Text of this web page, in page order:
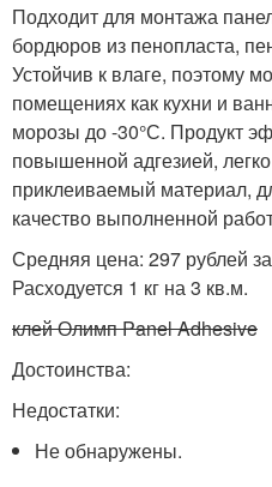
Подходит для монтажа
бордюров из пенопласта,
Устойчив к влаге, поэтому
помещениях как кухни и
морозы до -30°С. Продукт
повышенной адгезией,
приклеиваемый материал,
качество выполненной
Средняя цена: 297 рублей
Расходуется 1 кг на 3 кв.м.
клей Олимп Panel Adhesive
Достоинства:
Недостатки:
Не обнаружены.